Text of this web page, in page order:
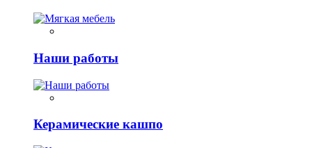
Наши работы
Керамические кашпо